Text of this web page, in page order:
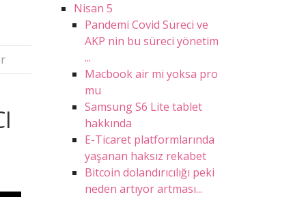
Nisan 5
Pandemi Covid Süreci ve
AKP nin bu süreci yönetim
...
Macbook air mi yoksa pro
mu
Samsung S6 Lite tablet
hakkında
E-Ticaret platformlarında
yaşanan haksız rekabet
Bitcoin dolandırıcılığı peki
neden artıyor artması...